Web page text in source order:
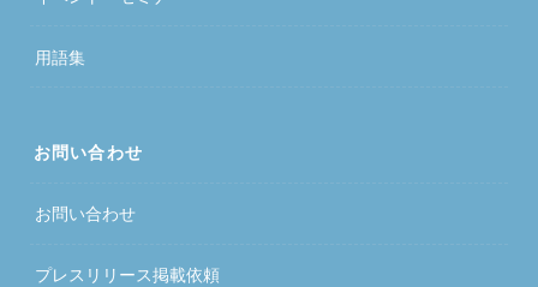
用語集
お問い合わせ
お問い合わせ
プレスリリース掲載依頼